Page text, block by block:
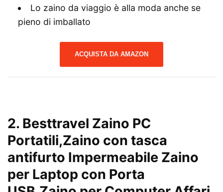
Lo zaino da viaggio è alla moda anche se
pieno di imballato
ACQUISTA DA AMAZON
2. Besttravel Zaino PC
Portatili,Zaino con tasca
antifurto Impermeabile Zaino
per Laptop con Porta